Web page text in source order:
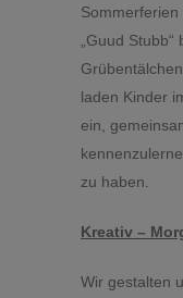
„Guud
laden Kinder
ein,
zu haben.
Kreativ –
Wir gestalten